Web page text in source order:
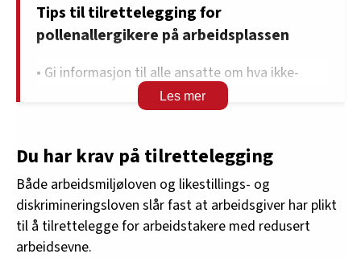
Tips til tilrettelegging for
pollenallergikere på arbeidsplassen
• Gi informasjon til alle ansatte om hva ikke-
allergikerne kan gjøre for dem som sliter.
arbeidsplassen.
• Hold vinduer lukket når det er mye pollen.
• Vær bevisst på hvem som sitter nær vinduer og
lufteluker.
Du har krav på tilrettelegging
Både arbeidsmiljøloven og likestillings- og
diskrimineringsloven slår fast at arbeidsgiver har plikt
til å tilrettelegge for arbeidstakere med redusert
arbeidsevne.